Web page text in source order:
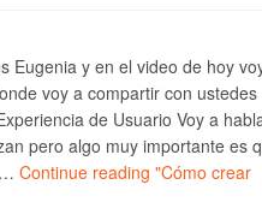
Eugenia y en el video de hoy
voy a compartir con ustedes
de Usuario Voy a
pero algo muy importante es
Continue reading "Cómo crear